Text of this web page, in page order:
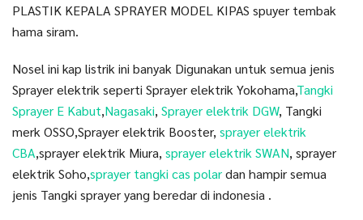
PLASTIK KEPALA SPRAYER MODEL KIPAS spuyer tembak
hama siram.
Nosel ini kap listrik ini banyak Digunakan untuk semua jenis
Sprayer elektrik seperti Sprayer elektrik Yokohama,Tangki
Sprayer E Kabut,Nagasaki, Sprayer elektrik DGW, Tangki
merk OSSO,Sprayer elektrik Booster, sprayer elektrik
CBA,sprayer elektrik Miura, sprayer elektrik SWAN, sprayer
elektrik Soho,sprayer tangki cas polardan hampir semua
jenis Tangki sprayer yang beredar di indonesia .